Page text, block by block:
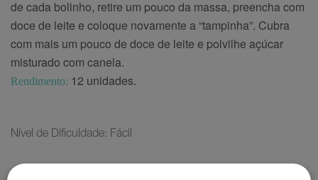
de cada bolinho, retire um pouco da massa, preencha com
doce de leite e coloque novamente a “tampinha”. Cubra
com mais um pouco de doce de leite e polvilhe açúcar
misturado com canela.
Rendimento: 12 unidades.
Nível de Dificuldade: Fácil